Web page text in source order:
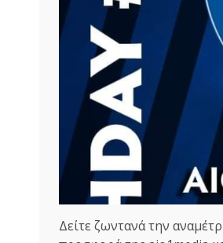
Δείτε ζωντανά την